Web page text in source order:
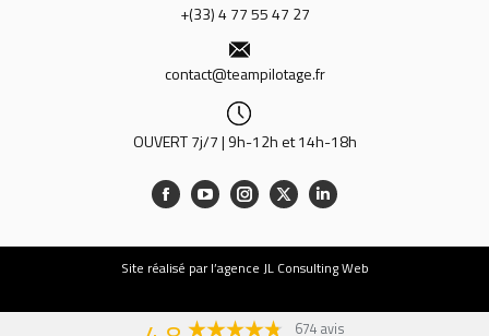
+(33) 4 77 55 47 27
contact@teampilotage.fr
OUVERT 7j/7 | 9h-12h et 14h-18h
674 avis
Site réalisé par l’agence JL Consulting Web